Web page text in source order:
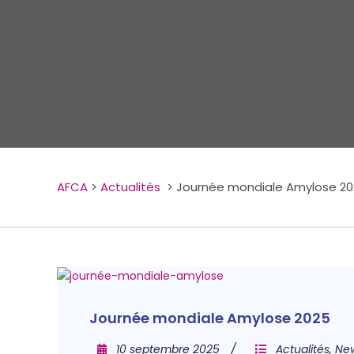
AFCA > Actualités > Journée mondiale Amylose
Journée mondiale Amylose 2025
10 septembre 2025 Actualités,